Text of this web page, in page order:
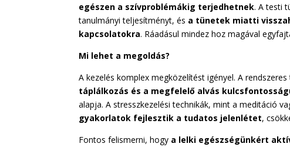
egészen a szívproblémákig terjedhetnek. A testi
tanulmányi teljesítményt, és a tünetek miatti
kapcsolatokra. Ráadásul mindez hoz magával
Mi lehet a megoldás?
A kezelés komplex megközelítést igényel. A
táplálkozás és a megfelelő alvás
alapja. A stresszkezelési technikák, mint a meditáció
gyakorlatok fejlesztik a tudatos jelenlétet,
Fontos felismerni, hogy a lelki egészségünkért